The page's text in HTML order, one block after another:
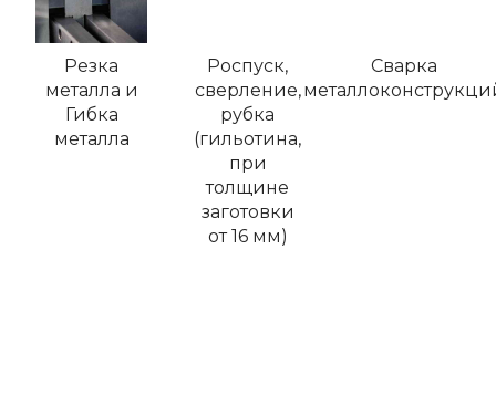
Резка
металла и
Гибка
металла
Роспуск,
сверление,
рубка
(гильотина,
при
толщине
заготовки
от 16 мм)
Сварка